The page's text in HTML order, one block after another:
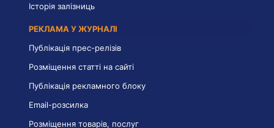
Історія залізниць
РЕКЛАМА У ЖУРНАЛІ
Публікація прес-релізів
Розміщення статті на сайті
Публікація рекламного блоку
Email-розсилка
Розміщення товарів, послуг